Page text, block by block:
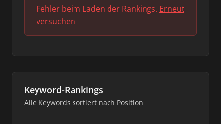
Fehler beim Laden der Rankings. Erneut
versuchen
Keyword-Rankings
Alle Keywords sortiert nach Position